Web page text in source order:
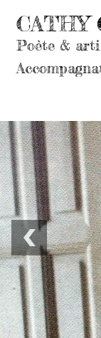
CATHY
Poète &